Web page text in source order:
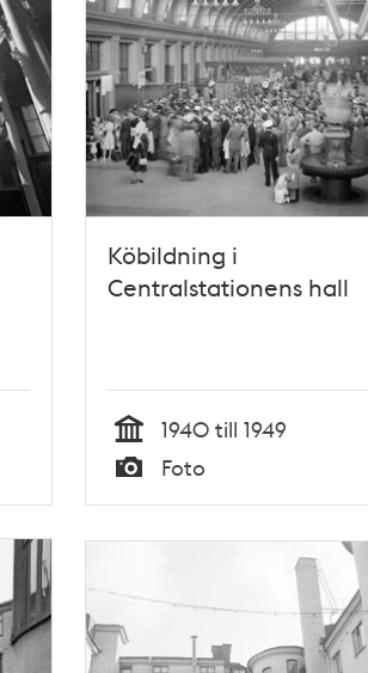
Köbildning i
Centralstationens hall
Tid
1940 till 1949
Typ
Foto